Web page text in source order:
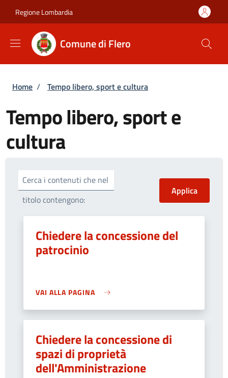
Regione Lombardia
Comune di Flero
Briciole di pane
Home / Tempo libero, sport e cultura
Tempo libero, sport e
cultura
Cerca i contenuti che nel
titolo contengono:
Chiedere la concessione del
patrocinio
VAI ALLA PAGINA
Chiedere la concessione di
spazi di proprietà
dell'Amministrazione